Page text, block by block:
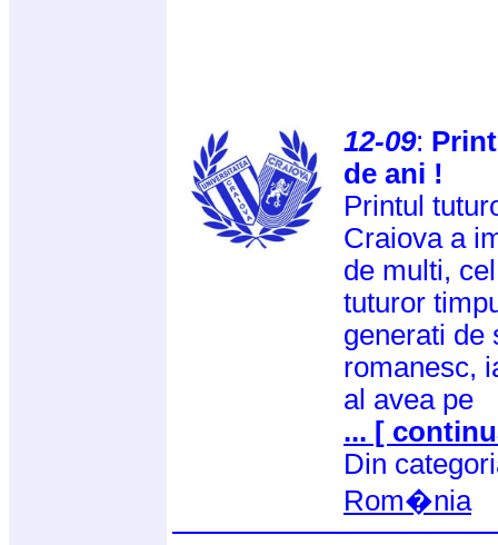
12-09:
de ani !
Printul
Craiova a
de multi,
tuturor
generati de
romanesc,
al avea pe
... [
Din
Rom�nia